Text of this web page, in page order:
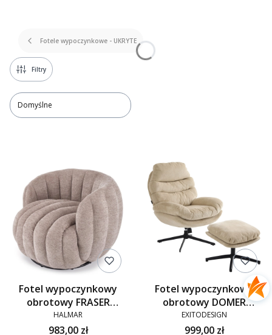
Fotele wypoczynkowe - UKRYTE
Filtry
Domyślne
Fotel wypoczynkowy
obrotowy FRASER
ciemny beżowy
HALMAR
983,00 zł
Fotel wypoczynkowy
obrotowy DOMER
tkanina beżowy z
podnóżkiem VINCI 26
EXITODESIGN
999,00 zł